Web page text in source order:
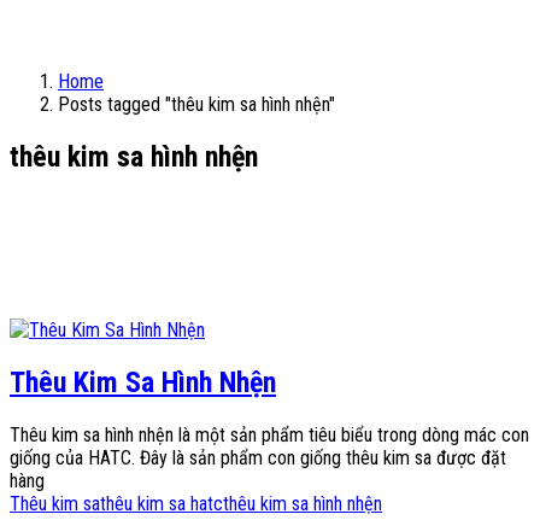
Home
Posts tagged "thêu kim sa hình nhện"
thêu kim sa hình nhện
Thêu Kim Sa Hình Nhện
Thêu kim sa hình nhện là một sản phẩm tiêu biểu trong dòng mác con
giống của HATC. Đây là sản phẩm con giống thêu kim sa được đặt
hàng
Thêu kim sathêu kim sa hatcthêu kim sa hình nhện